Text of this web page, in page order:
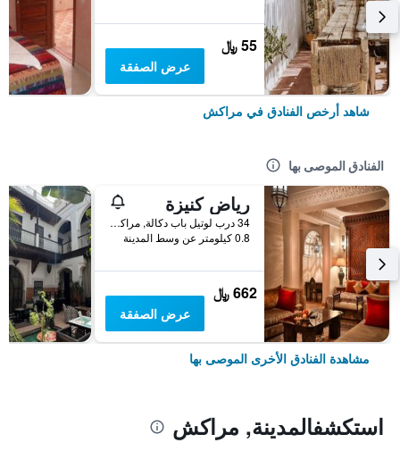
55 ﷼
عرض الصفقة
شاهد أرخص الفنادق في مراكش
الفنادق الموصى بها
رياض كنيزة
34 درب لوتيل باب دكالة, مراكش, المغرب
0.8 كيلومتر عن وسط المدينة
662 ﷼
عرض الصفقة
مشاهدة الفنادق الأخرى الموصى بها
استكشفالمدينة, مراكش